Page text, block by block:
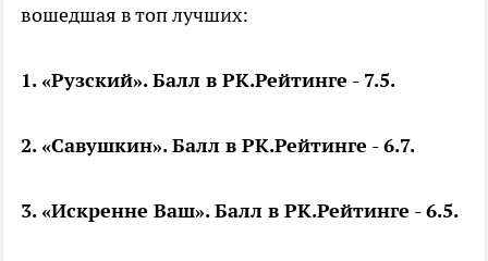
вошедшая в топ лучших:
1. «Рузский». Балл в РК.Рейтинге - 7.5.
2. «Савушкин».Балл в РК.Рейтинге - 6.7.
3. «Искренне Ваш». Балл в РК.Рейтинге - 6.5.